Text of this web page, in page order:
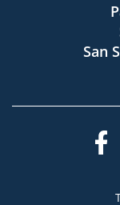
San